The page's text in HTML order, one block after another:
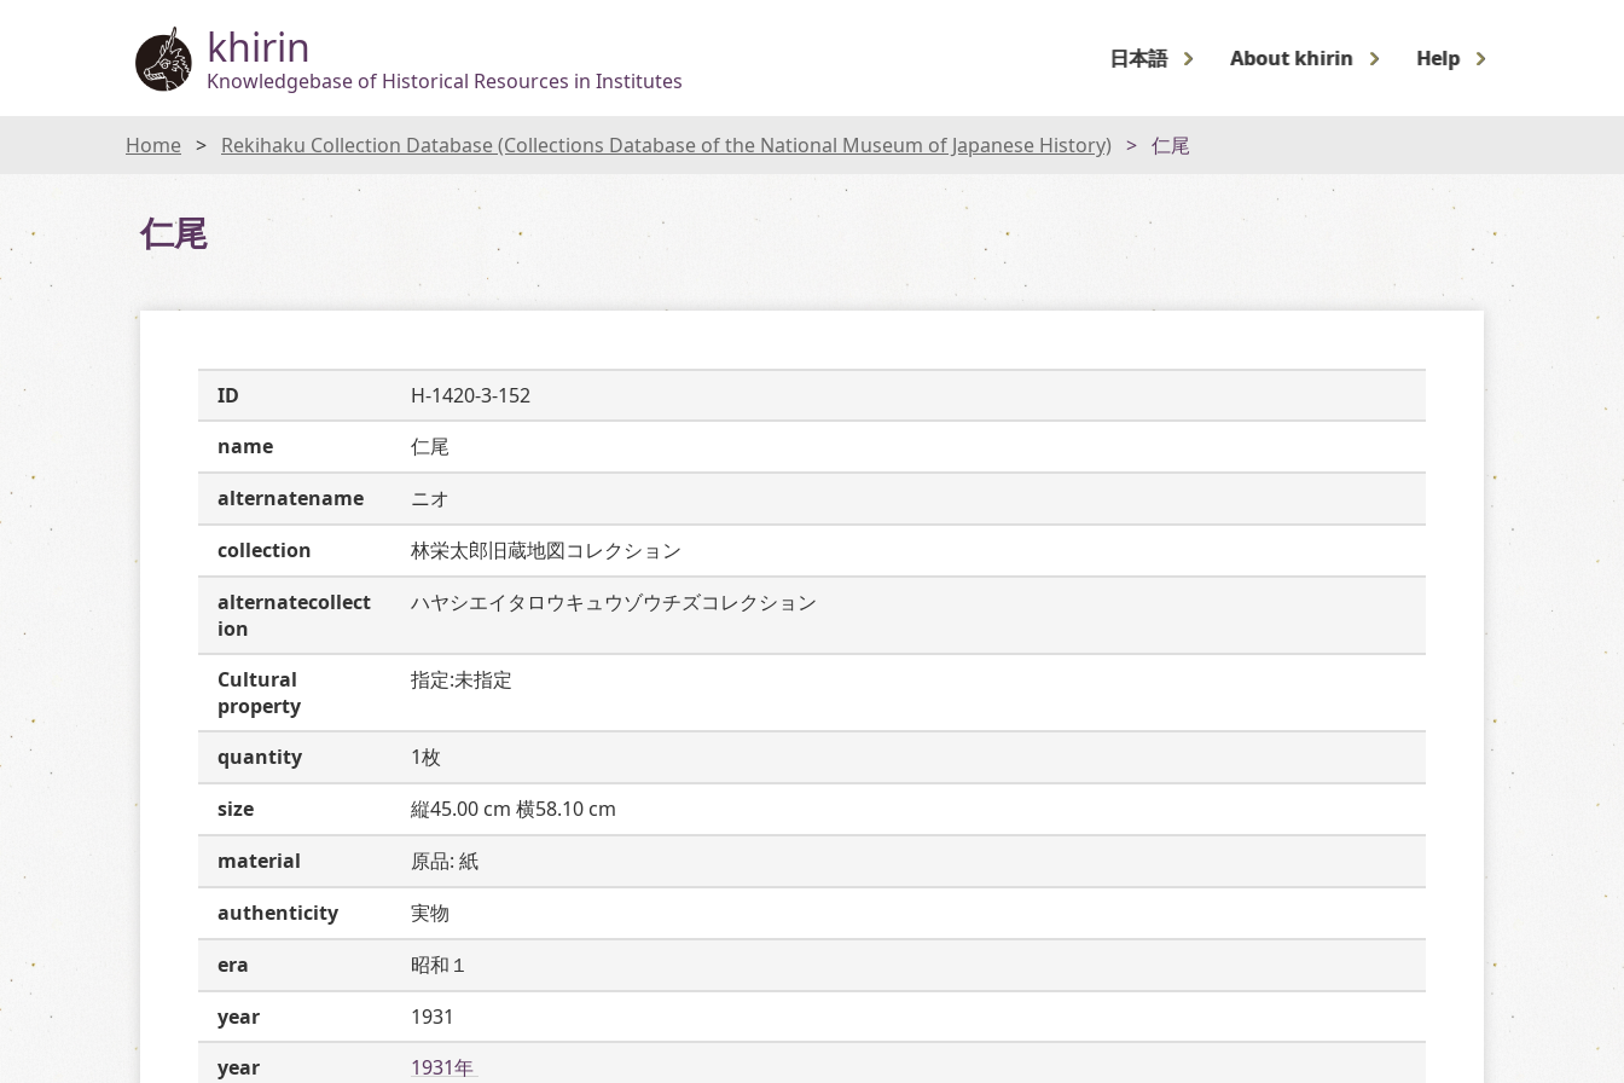
khirin
Knowledgebase of Historical Resources in Institutes
日本語 About khirin Help
Home Rekihaku Collection Database (Collections Database of the National Museum of Japanese History) 仁尾
仁尾
ID
H-1420-3-152
name
仁尾
alternatename
ニオ
collection
林栄太郎旧蔵地図コレクション
alternatecollect
ion
ハヤシエイタロウキュウゾウチズコレクション
Cultural
property
指定:未指定
quantity
1枚
size
縦45.00 cm 横58.10 cm
material
原品: 紙
authenticity
実物
era
昭和１
year
1931
year
1931年